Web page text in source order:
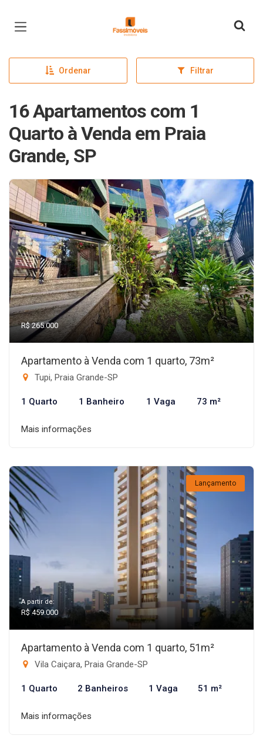
Página inicial
Ordenar Filtrar
16 Apartamentos com 1
Quarto à Venda em Praia
Grande, SP
R$ 265.000
Apartamento à Venda com 1 quarto, 73m²
Tupi, Praia Grande-SP
1 Quarto 1 Banheiro 1 Vaga 73 m²
Mais informações
Lançamento
A partir de:
R$ 459.000
Apartamento à Venda com 1 quarto, 51m²
Vila Caiçara, Praia Grande-SP
1 Quarto 2 Banheiros 1 Vaga 51 m²
Mais informações